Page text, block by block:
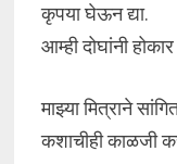
कृपया घेऊन द्या.
आम्ही दोघांनी होकार
माझ्या मित्राने
कशाचीही काळजी